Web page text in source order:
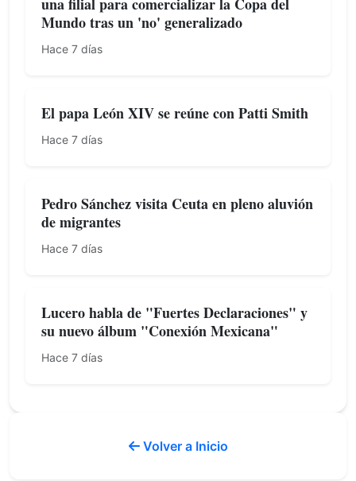
Mundo tras un 'no' generalizado
Hace 7 días
El papa León XIV se reúne con Patti Smith
Hace 7 días
Pedro Sánchez visita Ceuta en pleno aluvión
de migrantes
Hace 7 días
Lucero habla de "Fuertes Declaraciones" y
su nuevo álbum "Conexión Mexicana"
Hace 7 días
Volver a Inicio